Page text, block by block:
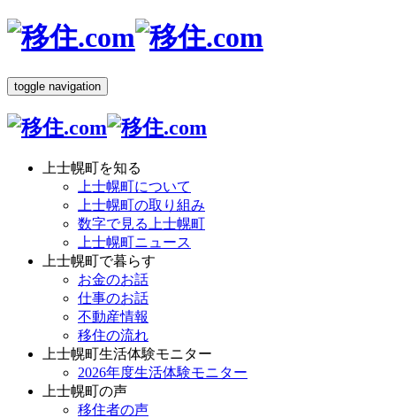
toggle navigation
上士幌町を知る
上士幌町について
上士幌町の取り組み
数字で見る上士幌町
上士幌町ニュース
上士幌町で暮らす
お金のお話
仕事のお話
不動産情報
移住の流れ
上士幌町生活体験モニター
2026年度生活体験モニター
上士幌町の声
移住者の声